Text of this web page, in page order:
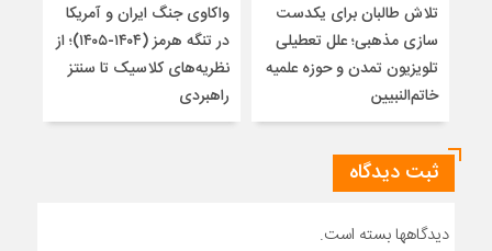
تلاش طالبان برای یکدست
سازی مذهبی؛ علل تعطیلی
تلویزیون تمدن و حوزه علمیه
خاتم‌النبیین
واکاوی جنگ ایران و آمریکا
در تنگه هرمز (۱۴۰۴-۱۴۰۵)؛ از
نظریه‌های کلاسیک تا سنتز
راهبردی
ثبت دیدگاه
دیدگاهها بسته است.